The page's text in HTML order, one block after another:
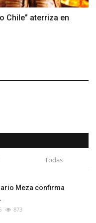
Chile” aterriza en
Todas
Meza confirma
873